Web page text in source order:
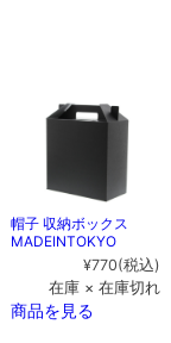
帽子 収納ボックス
MADEINTOKYO
¥770(税込)
在庫 × 在庫切れ
商品を見る